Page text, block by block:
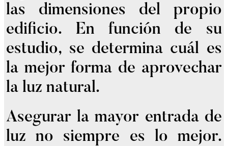
las dimensiones del propio
edificio. En función de su
estudio, se determina cuál es
la mejor forma de aprovechar
la luz natural.
Asegurar la mayor entrada de
luz no siempre es lo mejor.